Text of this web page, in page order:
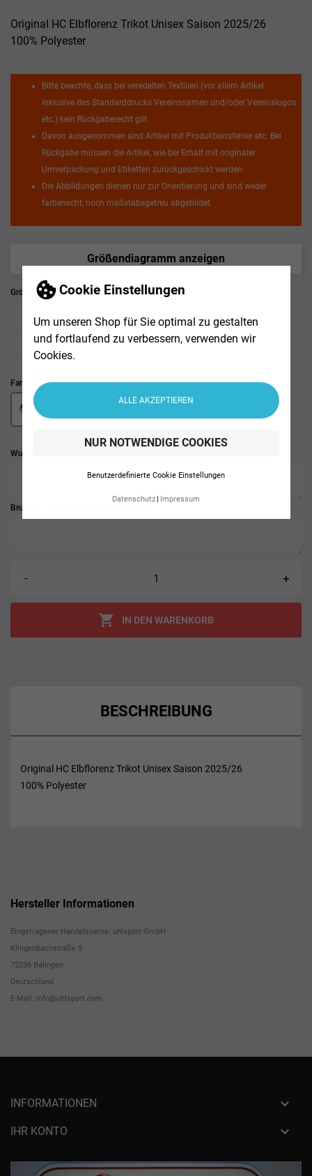
Cookie Einstellungen
Um unseren Shop für Sie optimal zu gestalten
und fortlaufend zu verbessern, verwenden wir
Cookies.
ALLE AKZEPTIEREN
NUR NOTWENDIGE COOKIES
Benutzerdefinierte Cookie Einstellungen
Datenschutz Impressum
Original HC Elbflorenz Trikot Unisex Saison 2025/26
100% Polyester
Bitte beachte, dass bei veredelten Textilien (vor allem Artikel
inklusive des Standarddrucks Vereinsnamen und/oder Vereinslogos
etc.) kein Rückgaberecht gilt.
Davon ausgenommen sind Artikel mit Produktionsfehler etc. Bei
Rückgabe müssen die Artikel, wie bei Erhalt mit originaler
Umverpackung und Etiketten zurückgeschickt werden.
Die Abbildungen dienen nur zur Orientierung und sind weder
farbenecht, noch maßstabsgetreu abgebildet.
Größendiagramm anzeigen
Größe:
S L XL XXL
3XL
Farbe :
Wunschname
Brust- und Rückennummer
- +
 IN DEN WARENKORB
BESCHREIBUNG
Original HC Elbflorenz Trikot Unisex Saison 2025/26
100% Polyester
Hersteller Informationen
Eingetragener Handelsname: uhlsport GmbH
Klingenbachstraße 5
72336 Balingen
Deutschland
E-Mail: info@uhlsport.com
INFORMATIONEN 
IHR KONTO 